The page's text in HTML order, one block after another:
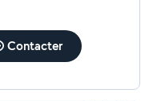
Contacter